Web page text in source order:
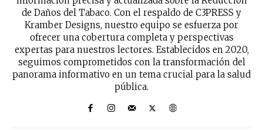
de Daños del Tabaco. Con el respaldo de C3PRESS y
Kramber Designs, nuestro equipo se esfuerza por
ofrecer una cobertura completa y perspectivas
expertas para nuestros lectores. Establecidos en 2020,
seguimos comprometidos con la transformación del
panorama informativo en un tema crucial para la salud
pública.